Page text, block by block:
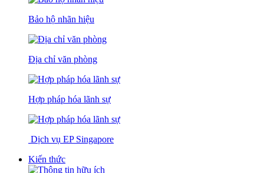
Bảo hộ nhãn hiệu
Địa chỉ văn phòng
Hợp pháp hóa lãnh sự
Dịch vụ EP Singapore
Kiến thức